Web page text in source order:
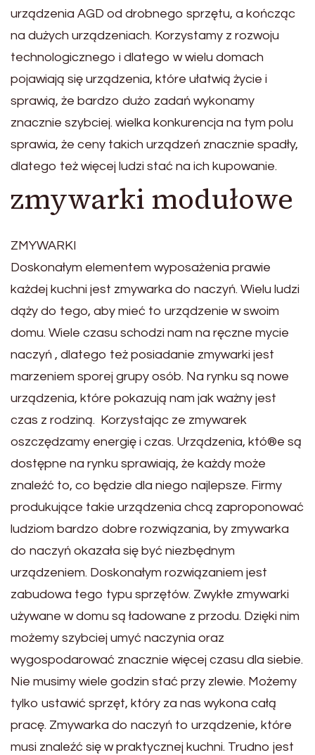
urządzenia AGD od drobnego sprzętu, a kończąc
na dużych urządzeniach. Korzystamy z rozwoju
technologicznego i dlatego w wielu domach
pojawiają się urządzenia, które ułatwią życie i
sprawią, że bardzo dużo zadań wykonamy
znacznie szybciej. wielka konkurencja na tym polu
sprawia, że ceny takich urządzeń znacznie spadły,
dlatego też więcej ludzi stać na ich kupowanie.
zmywarki modułowe
ZMYWARKI
Doskonałym elementem wyposażenia prawie
każdej kuchni jest zmywarka do naczyń. Wielu ludzi
dąży do tego, aby mieć to urządzenie w swoim
domu. Wiele czasu schodzi nam na ręczne mycie
naczyń , dlatego też posiadanie zmywarki jest
marzeniem sporej grupy osób. Na rynku są nowe
urządzenia, które pokazują nam jak ważny jest
czas z rodziną. Korzystając ze zmywarek
oszczędzamy energię i czas. Urządzenia, któ®e są
dostępne na rynku sprawiają, że każdy może
znaleźć to, co będzie dla niego najlepsze. Firmy
produkujące takie urządzenia chcą zaproponować
ludziom bardzo dobre rozwiązania, by zmywarka
do naczyń okazała się być niezbędnym
urządzeniem. Doskonałym rozwiązaniem jest
zabudowa tego typu sprzętów. Zwykłe zmywarki
używane w domu są ładowane z przodu. Dzięki nim
możemy szybciej umyć naczynia oraz
wygospodarować znacznie więcej czasu dla siebie.
Nie musimy wiele godzin stać przy zlewie. Możemy
tylko ustawić sprzęt, który za nas wykona całą
pracę. Zmywarka do naczyń to urządzenie, które
musi znaleźć się w praktycznej kuchni. Trudno jest